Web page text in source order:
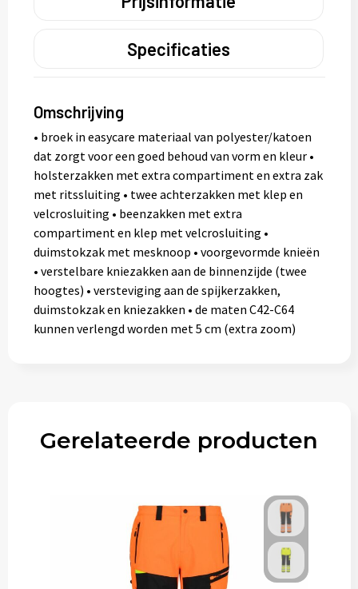
Specificaties
Omschrijving
• broek in easycare materiaal van polyester/katoen
dat zorgt voor een goed behoud van vorm en kleur •
holsterzakken met extra compartiment en extra zak
met ritssluiting • twee achterzakken met klep en
velcrosluiting • beenzakken met extra
compartiment en klep met velcrosluiting •
duimstokzak met mesknoop • voorgevormde knieën
• verstelbare kniezakken aan de binnenzijde (twee
hoogtes) • versteviging aan de spijkerzakken,
duimstokzak en kniezakken • de maten C42-C64
kunnen verlengd worden met 5 cm (extra zoom)
Gerelateerde producten